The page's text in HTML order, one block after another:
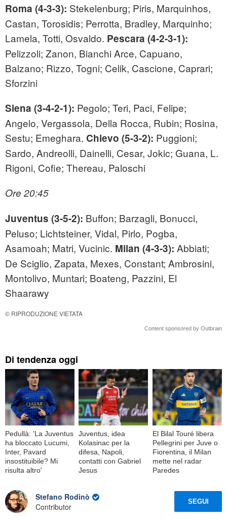
Roma (4-3-3): Stekelenburg; Piris, Marquinhos,
Castan, Torosidis; Perrotta, Bradley, Marquinho;
Lamela, Totti, Osvaldo. Pescara (4-2-3-1):
Pelizzoli; Zanon, Bianchi Arce, Capuano,
Balzano; Rizzo, Togni; Celik, Cascione, Caprari;
Sforzini
Siena (3-4-2-1): Pegolo; Teri, Paci, Felipe;
Angelo, Vergassola, Della Rocca, Rubin; Rosina,
Sestu; Emeghara. Chievo (5-3-2): Puggioni;
Sardo, Andreolli, Dainelli, Cesar, Jokic; Guana, L.
Rigoni, Cofie; Thereau, Paloschi
Ore 20:45
Juventus (3-5-2): Buffon; Barzagli, Bonucci,
Peluso; Lichtsteiner, Vidal, Pirlo, Pogba,
Asamoah; Matri, Vucinic. Milan (4-3-3): Abbiati;
De Sciglio, Zapata, Mexes, Constant; Ambrosini,
Montolivo, Muntari; Boateng, Pazzini, El
Shaarawy
© RIPRODUZIONE VIETATA
Content sponsored by Outbrain
Di tendenza oggi
Pedullà: 'La Juventus
ha bloccato Lucumi,
Inter, Pavard
insostituibile? Mi
risulta altro'
Juventus, idea
Kolasinac per la
difesa, Napoli,
contatti con Gabriel
Jesus
El Bilal Touré libera
Pellegrini per Juve o
Fiorentina, il Milan
mette nel radar
Paredes
Stefano Rodinò
Contributor
SEGUI